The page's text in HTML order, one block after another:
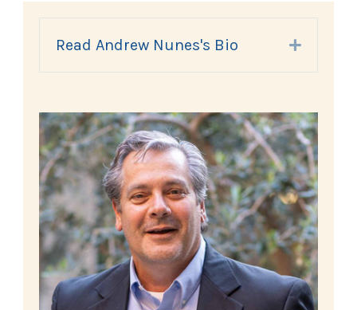
Read Andrew Nunes's Bio Expand